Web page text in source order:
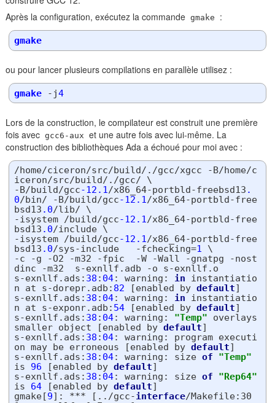
Après la configuration, exécutez la commande gmake :
gmake
ou pour lancer plusieurs compilations en parallèle utilisez :
gmake -j4
Lors de la construction, le compilateur est construit une première
fois avec gcc6-aux et une autre fois avec lui-même. La
construction des bibliothèques Ada a échoué pour moi avec :
/home/ciceron/src/build/./gcc/xgcc -B/home/c
iceron/src/build/./gcc/ \
-B/build/gcc-12.1/x86_64-portbld-freebsd13 .
0/bin/ -B/build/gcc-12.1/x86_64-portbld-free
bsd13 .0/lib/ \
-isystem /build/gcc-12.1/x86_64-portbld-free
bsd13 .0/include \
-isystem /build/gcc-12.1/x86_64-portbld-free
bsd13 .0/sys-include   -fchecking=1 \
-c -g -O2 -m32 -fpic  -W -Wall -gnatpg -nost
dinc -m32  s-exnllf.adb -o s-exnllf.o
s-exnllf.ads: 38 : 04: warning: in instantiatio
n at s-dorepr.adb: 82 [enabled by default]
s-exnllf.ads: 38 : 04: warning: in instantiatio
n at s-exponr.adb: 54 [enabled by default]
s-exnllf.ads: 38 : 04: warning: "Temp" overlays
smaller object [enabled by default]
s-exnllf.ads: 38 : 04: warning: program executi
on may be erroneous [enabled by default]
s-exnllf.ads: 38 : 04: warning: size of
"Temp"
is 96 [enabled by default]
s-exnllf.ads: 38 : 04: warning: size of
"Rep64"
is 64 [enabled by default]
gmake[9]: *** [../gcc-interface/Makefile:30